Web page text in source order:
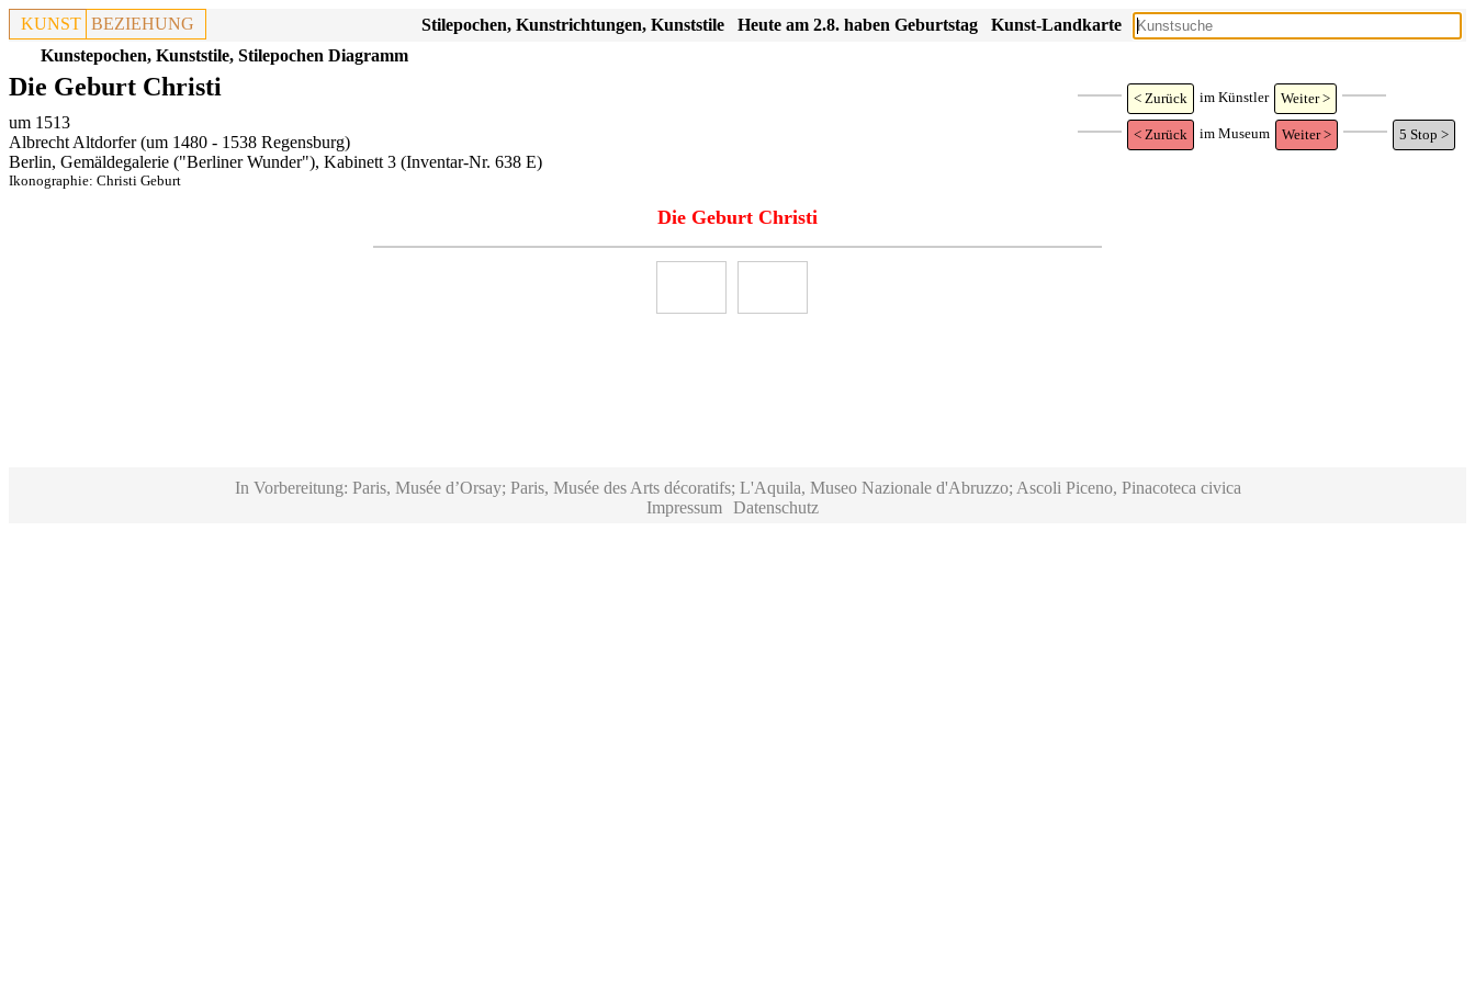
KUNST BEZIEHUNG Kunst-Landkarte
Heute am 2.8. haben Geburtstag
Stilepochen, Kunstrichtungen, Kunststile
Kunstepochen, Kunststile, Stilepochen Diagramm
< Zurück im Künstler Weiter >
< Zurück im Museum Weiter > 5 Stop >
Die Geburt Christi
um 1513
Albrecht Altdorfer (um 1480 - 1538 Regensburg)
Berlin, Gemäldegalerie ("Berliner Wunder"), Kabinett 3 (Inventar-Nr. 638 E)
Ikonographie: Christi Geburt
Die Geburt Christi
In Vorbereitung: Paris, Musée d’Orsay; Paris, Musée des Arts décoratifs; L'Aquila, Museo Nazionale d'Abruzzo; Ascoli Piceno, Pinacoteca civica
Impressum
Datenschutz